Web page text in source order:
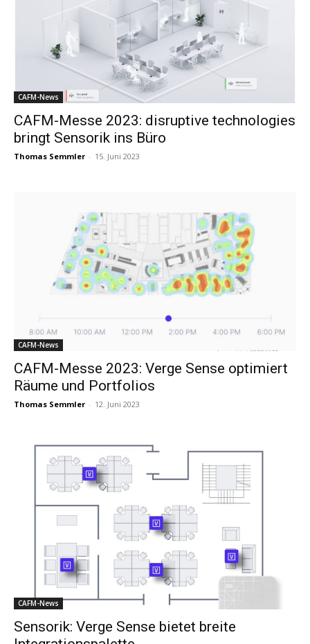
CAFM-News
CAFM-Messe 2023: disruptive technologies
bringt Sensorik ins Büro
Thomas Semmler - 15. Juni 2023
CAFM-News
CAFM-Messe 2023: Verge Sense optimiert
Räume und Portfolios
Thomas Semmler - 12. Juni 2023
CAFM-News
Sensorik: Verge Sense bietet breite